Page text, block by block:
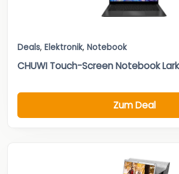
Deals, Elektronik, Notebook
CHUWI Touch-Screen Notebook
Zum Deal